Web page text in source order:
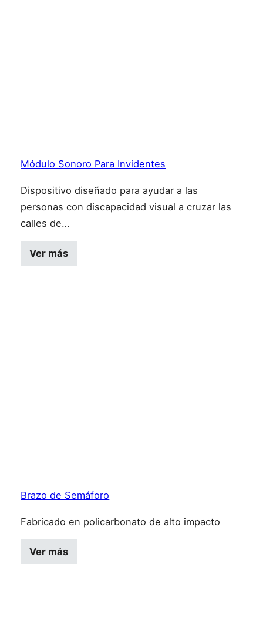
Módulo Sonoro Para Invidentes
Dispositivo diseñado para ayudar a las
personas con discapacidad visual a cruzar las
calles de…
Ver más
Brazo de Semáforo
Fabricado en policarbonato de alto impacto
Ver más